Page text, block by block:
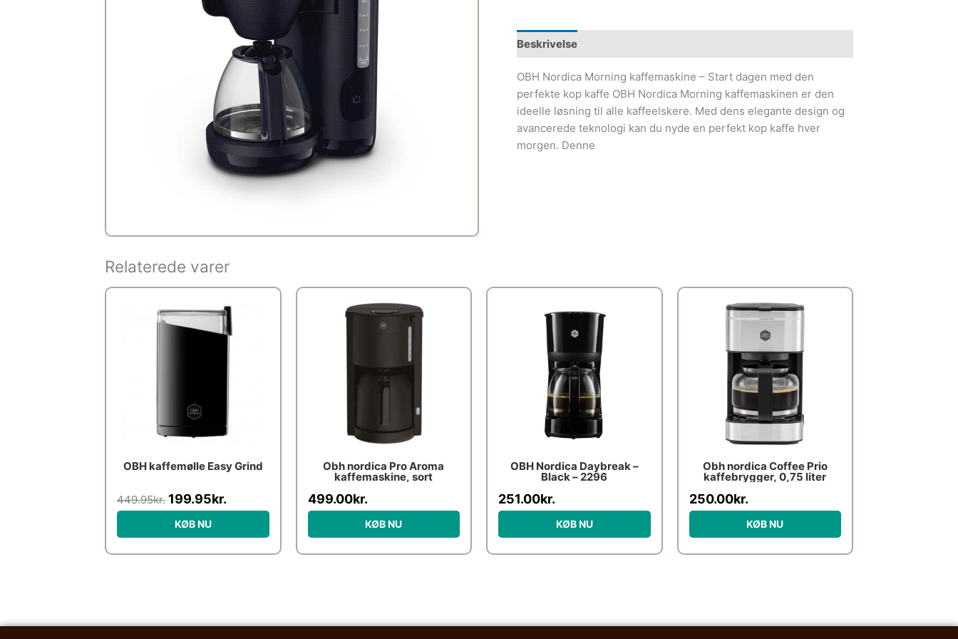
Beskrivelse
OBH Nordica Morning kaffemaskine – Start dagen med den
perfekte kop kaffe OBH Nordica Morning kaffemaskinen er den
ideelle løsning til alle kaffeelskere. Med dens elegante design og
avancerede teknologi kan du nyde en perfekt kop kaffe hver
morgen. Denne
Relaterede varer
OBH kaffemølle Easy Grind
449.95kr.
oprindelige
pris
199.95kr.
aktuelle
pris
er:
KØB NU
Obh nordica Pro Aroma
kaffemaskine, sort
499.00kr.
KØB NU
OBH Nordica Daybreak –
Black – 2296
251.00kr.
KØB NU
Obh nordica Coffee Prio
kaffebrygger, 0,75 liter
250.00kr.
KØB NU